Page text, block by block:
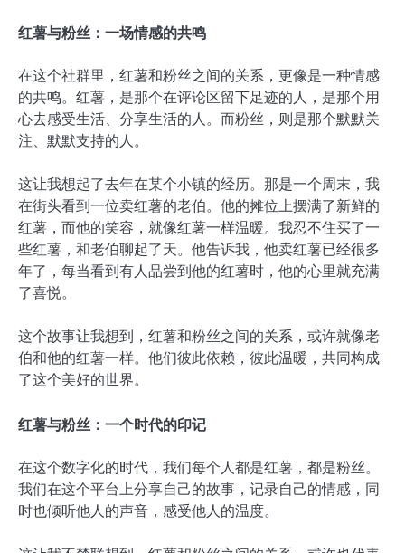
红薯与粉丝：一场情感的共鸣
在这个社群里，红薯和粉丝之间的关系，更像是一种情感
的共鸣。红薯，是那个在评论区留下足迹的人，是那个用
心去感受生活、分享生活的人。而粉丝，则是那个默默关
注、默默支持的人。
这让我想起了去年在某个小镇的经历。那是一个周末，我
在街头看到一位卖红薯的老伯。他的摊位上摆满了新鲜的
红薯，而他的笑容，就像红薯一样温暖。我忍不住买了一
些红薯，和老伯聊起了天。他告诉我，他卖红薯已经很多
年了，每当看到有人品尝到他的红薯时，他的心里就充满
了喜悦。
这个故事让我想到，红薯和粉丝之间的关系，或许就像老
伯和他的红薯一样。他们彼此依赖，彼此温暖，共同构成
了这个美好的世界。
红薯与粉丝：一个时代的印记
在这个数字化的时代，我们每个人都是红薯，都是粉丝。
我们在这个平台上分享自己的故事，记录自己的情感，同
时也倾听他人的声音，感受他人的温度。